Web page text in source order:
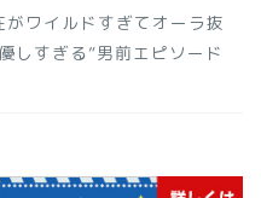
がワイルドすぎてオーラ抜
しすぎる”男前エピソード